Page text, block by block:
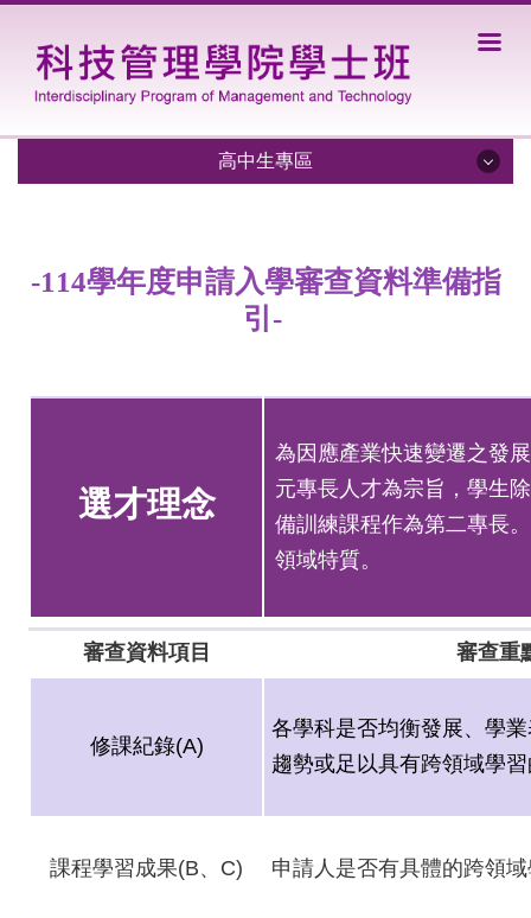
容
高中生專區
學系特色
審查資料準備指引
-114學年度申請入學審查資料準備指
引-
選才理念
為因應產業快速變遷之發
元專長人才為宗旨，學生
備訓練課程作為第二專長
領域特質。
審查資料項目 審查重
修課紀錄(A)
各學科是否均衡發展、學
趨勢或足以具有跨領域學
課程學習成果(B、C) 申請人是否有具體的跨領